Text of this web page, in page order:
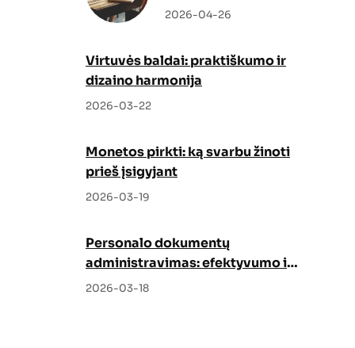
kaip Odoo CRM ir
strategiją
2026-04-26
Virtuvės baldai: praktiškumo ir
dizaino harmonija
2026-03-22
Monetos pirkti: ką svarbu žinoti
prieš įsigyjant
2026-03-19
Personalo dokumentų
administravimas: efektyvumo ir
tvarkos garantas
2026-03-18